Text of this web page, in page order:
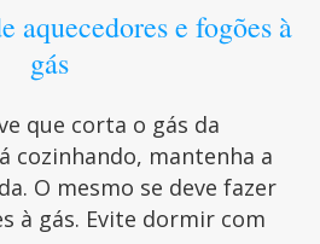
aquecedores e fogões à
gás
que corta o gás da
cozinhando, mantenha a
O mesmo se deve fazer
à gás. Evite dormir com